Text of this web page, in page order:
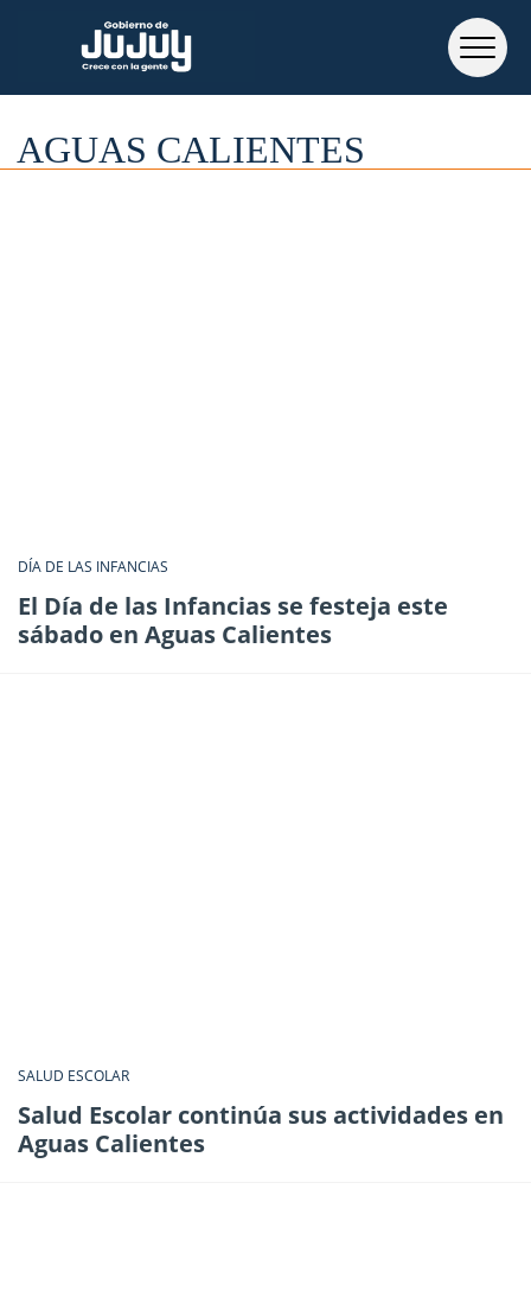
AGUAS CALIENTES
DÍA DE LAS INFANCIAS
El Día de las Infancias se festeja este
sábado en Aguas Calientes
SALUD ESCOLAR
Salud Escolar continúa sus actividades en
Aguas Calientes